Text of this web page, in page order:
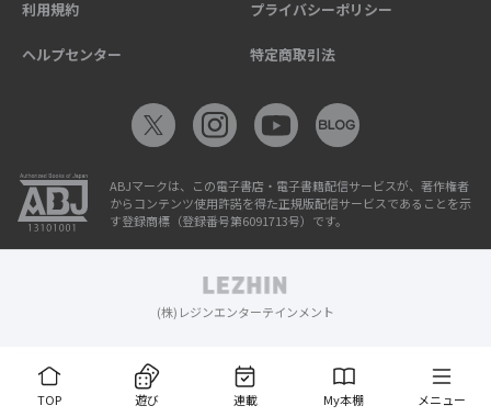
TOP 遊び 連載 My本棚 メニュー
利用規約 プライバシーポリシー
ヘルプセンター 特定商取引法
ABJマークは、この電子書店・電子書籍配信サービスが、著作権者
からコンテンツ使用許諾を得た正規版配信サービスであることを示
す登録商標（登録番号第6091713号）です。
(株)レジンエンターテインメント